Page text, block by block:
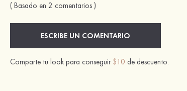
( Basado en 2 comentarios )
ESCRIBE UN COMENTARIO
Comparte tu look para conseguir $10 de descuento.